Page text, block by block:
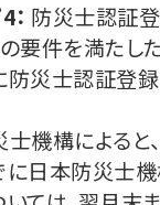
防災士認証
要件を満たし
防災士認証登
機構によると
に日本防災士